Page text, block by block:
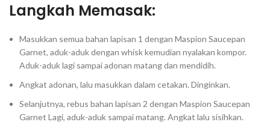
Langkah Memasak:
Masukkan semua bahan lapisan 1 dengan Maspion Saucepan
Garnet, aduk-aduk dengan whisk kemudian nyalakan kompor.
Aduk-aduk lagi sampai adonan matang dan mendidih.⁣
Angkat adonan, lalu masukkan dalam cetakan. Dinginkan.⁣
Selanjutnya, rebus bahan lapisan 2 dengan Maspion Saucepan
Garnet Lagi, aduk-aduk sampai matang. Angkat lalu sisihkan.⁣